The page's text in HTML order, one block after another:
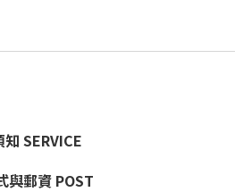
SERVICE
與郵資 POST